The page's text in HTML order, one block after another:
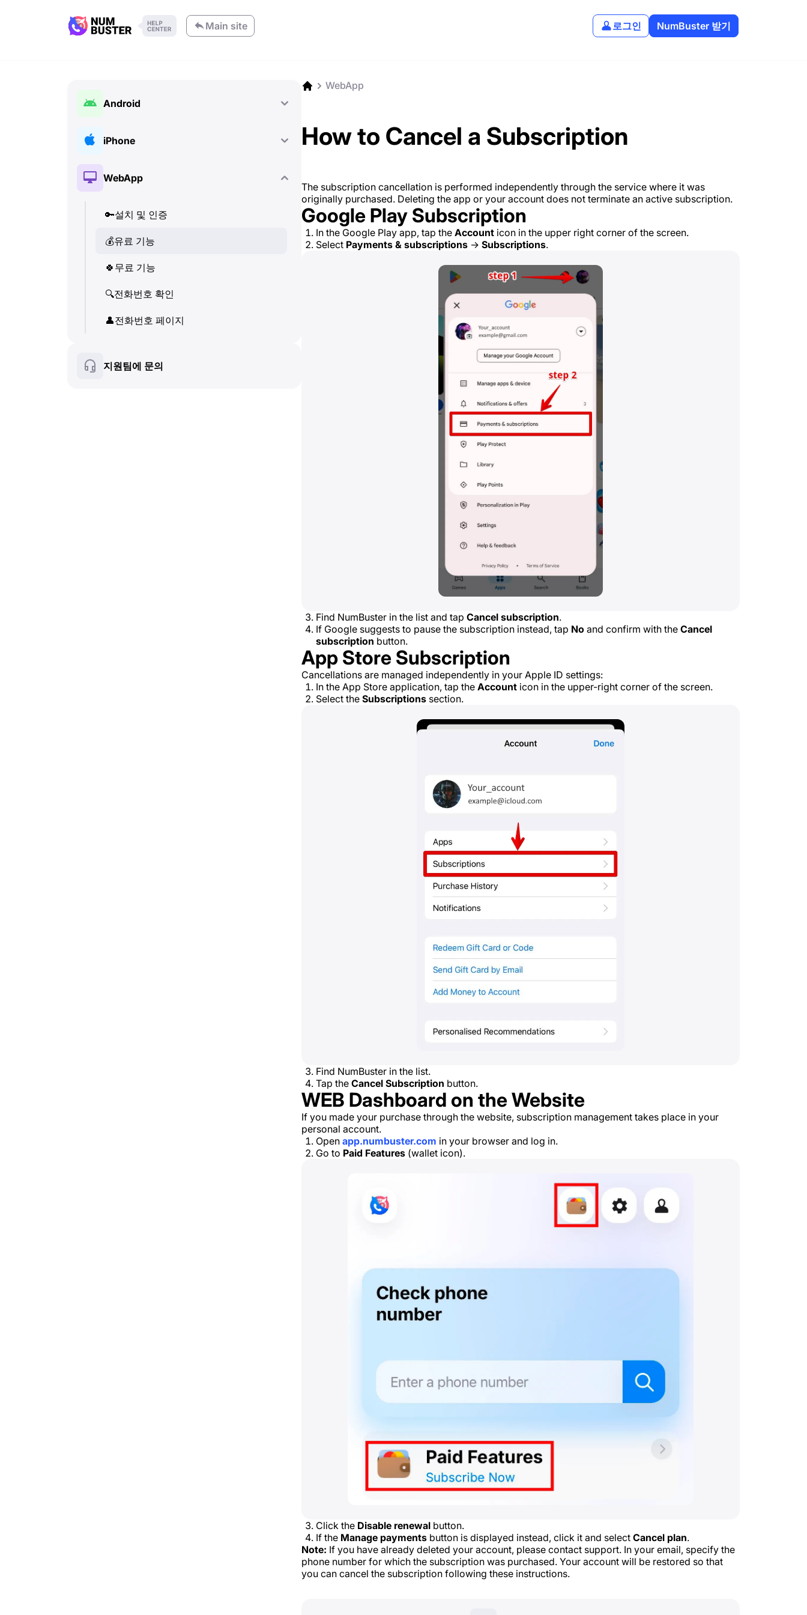
Main site 로그인 NumBuster 받기
Android
🔑
📞통화 및 발신자 정보
💬SMS (텍스트 메시지)
🔍 전화번호 확인
👤전화번호 페이지
🛍️ 상품·서비스 카드
iPhone
🔑 설치 및 인증
WebApp
🔑설치 및 인증
💰유료 기능
🍀 무료 기능
🔍전화번호 확인
👤전화번호 페이지
지원팀에 문의
WebApp
How to Cancel a Subscription
The subscription cancellation is performed independently through the service where it was
originally purchased. Deleting the app or your account does not terminate an active subscription.
Google Play Subscription
In the Google Play app, tap the Account icon in the upper right corner of the screen.
Select Payments & subscriptions → Subscriptions.
Find NumBuster in the list and tap Cancel subscription.
If Google suggests to pause the subscription instead, tap No and confirm with the Cancel
subscription button.
App Store Subscription
Cancellations are managed independently in your Apple ID settings:
In the App Store application, tap the Account icon in the upper-right corner of the screen.
Select the Subscriptions section.
Find NumBuster in the list.
Tap the Cancel Subscription button.
WEB Dashboard on the Website
If you made your purchase through the website, subscription management takes place in your
personal account.
Open app.numbuster.com in your browser and log in.
Go to Paid Features (wallet icon).
Click the Disable renewal button.
If the Manage payments button is displayed instead, click it and select Cancel plan.
Note: If you have already deleted your account, please contact support. In your email, specify the
phone number for which the subscription was purchased. Your account will be restored so that
you can cancel the subscription following these instructions.